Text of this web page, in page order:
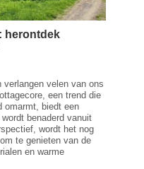
herontdek
verlangen velen van ons
een trend die
omarmt, biedt een
benaderd vanuit
wordt het nog
te genieten van de
en warme